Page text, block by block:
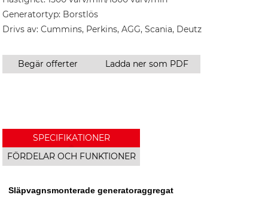
Generatortyp: Borstlös
Drivs av: Cummins, Perkins, AGG, Scania, Deutz
Begär offerter Ladda ner som PDF
SPECIFIKATIONER
FÖRDELAR OCH FUNKTIONER
Släpvagnsmonterade generatoraggregat